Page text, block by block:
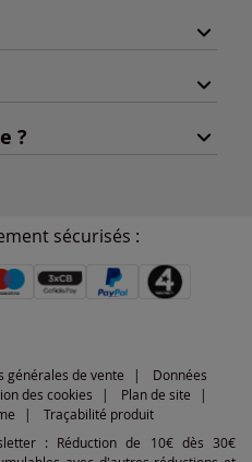
?
sécurisés :
générales de vente
Données
des cookies
Plan de site
Traçabilité produit
: Réduction de 10€ dès 30€